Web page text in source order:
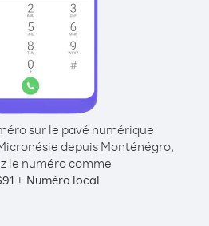
sur le pavé numérique
depuis Monténégro,
le numéro comme
+ Numéro local